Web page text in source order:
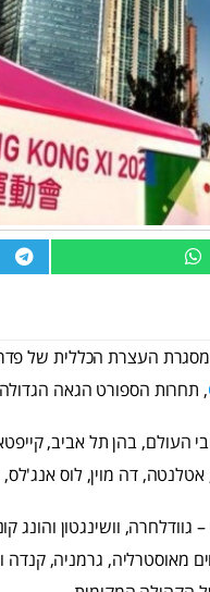
, תחרות הספורט הגאה
דה מוין, לוס אנג'לס,
וושינגטון